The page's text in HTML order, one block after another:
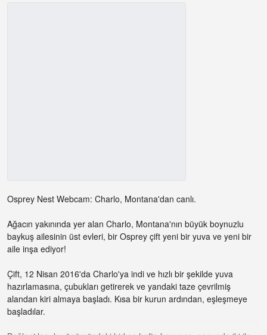
Osprey Nest Webcam: Charlo, Montana'dan canlı.
Ağacın yakınında yer alan Charlo, Montana'nın büyük boynuzlu
baykuş ailesinin üst evleri, bir Osprey çift yeni bir yuva ve yeni bir
aile inşa ediyor!
Çift, 12 Nisan 2016'da Charlo'ya indi ve hızlı bir şekilde yuva
hazırlamasına, çubukları getirerek ve yandaki taze çevrilmiş
alandan kiri almaya başladı. Kısa bir kurun ardından, eşleşmeye
başladılar.